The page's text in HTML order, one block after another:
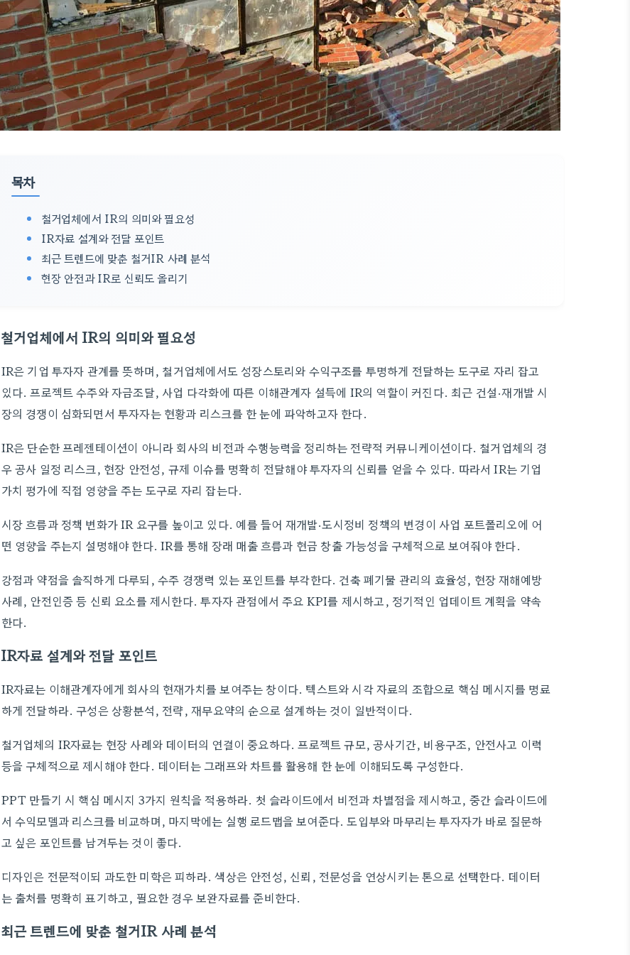
목차
철거업체에서 IR의 의미와 필요성
IR자료 설계와 전달 포인트
최근 트렌드에 맞춘 철거IR 사례 분석
현장 안전과 IR로 신뢰도 올리기
철거업체에서 IR의 의미와 필요성
IR은 기업 투자자 관계를 뜻하며, 철거업체에서도 성장스토리와 수익구조를 투명하게 전달하는 도구로 자리 잡고
있다. 프로젝트 수주와 자금조달, 사업 다각화에 따른 이해관계자 설득에 IR의 역할이 커진다. 최근 건설·재개발 시
장의 경쟁이 심화되면서 투자자는 현황과 리스크를 한 눈에 파악하고자 한다.
IR은 단순한 프레젠테이션이 아니라 회사의 비전과 수행능력을 정리하는 전략적 커뮤니케이션이다. 철거업체의 경
우 공사 일정 리스크, 현장 안전성, 규제 이슈를 명확히 전달해야 투자자의 신뢰를 얻을 수 있다. 따라서 IR는 기업
가치 평가에 직접 영향을 주는 도구로 자리 잡는다.
시장 흐름과 정책 변화가 IR 요구를 높이고 있다. 예를 들어 재개발·도시정비 정책의 변경이 사업 포트폴리오에 어
떤 영향을 주는지 설명해야 한다. IR를 통해 장래 매출 흐름과 현금 창출 가능성을 구체적으로 보여줘야 한다.
강점과 약점을 솔직하게 다루되, 수주 경쟁력 있는 포인트를 부각한다. 건축 폐기물 관리의 효율성, 현장 재해예방
사례, 안전인증 등 신뢰 요소를 제시한다. 투자자 관점에서 주요 KPI를 제시하고, 정기적인 업데이트 계획을 약속
한다.
IR자료 설계와 전달 포인트
IR자료는 이해관계자에게 회사의 현재가치를 보여주는 창이다. 텍스트와 시각 자료의 조합으로 핵심 메시지를 명료
하게 전달하라. 구성은 상황분석, 전략, 재무요약의 순으로 설계하는 것이 일반적이다.
철거업체의 IR자료는 현장 사례와 데이터의 연결이 중요하다. 프로젝트 규모, 공사기간, 비용구조, 안전사고 이력
등을 구체적으로 제시해야 한다. 데이터는 그래프와 차트를 활용해 한 눈에 이해되도록 구성한다.
PPT 만들기 시 핵심 메시지 3가지 원칙을 적용하라. 첫 슬라이드에서 비전과 차별점을 제시하고, 중간 슬라이드에
서 수익모델과 리스크를 비교하며, 마지막에는 실행 로드맵을 보여준다. 도입부와 마무리는 투자자가 바로 질문하
고 싶은 포인트를 남겨두는 것이 좋다.
디자인은 전문적이되 과도한 미학은 피하라. 색상은 안전성, 신뢰, 전문성을 연상시키는 톤으로 선택한다. 데이터
는 출처를 명확히 표기하고, 필요한 경우 보완자료를 준비한다.
최근 트렌드에 맞춘 철거IR 사례 분석